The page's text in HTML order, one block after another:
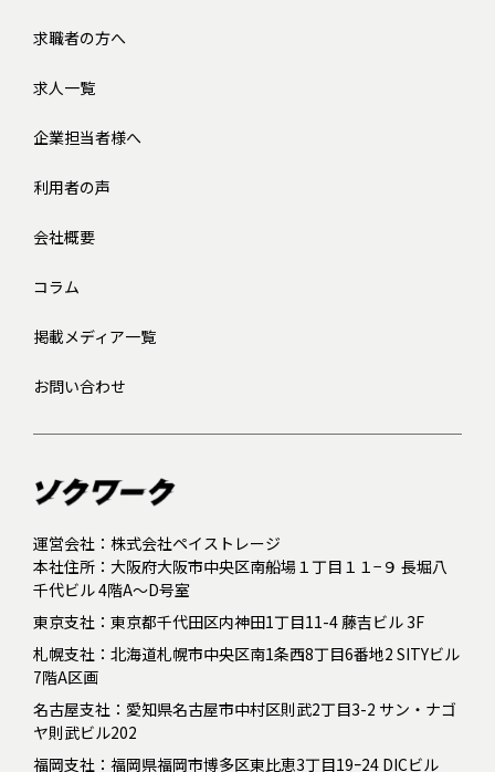
求職者の方へ
求人一覧
企業担当者様へ
利用者の声
会社概要
コラム
掲載メディア一覧
お問い合わせ
運営会社：株式会社ペイストレージ
本社住所：大阪府大阪市中央区南船場１丁目１１−９ 長堀八
千代ビル 4階A～D号室
東京支社：東京都千代田区内神田1丁目11-4 藤吉ビル 3F
札幌支社：北海道札幌市中央区南1条西8丁目6番地2 SITYビル
7階A区画
名古屋支社：愛知県名古屋市中村区則武2丁目3-2 サン・ナゴ
ヤ則武ビル202
福岡支社：福岡県福岡市博多区東比恵3丁目19ｰ24 DICビル